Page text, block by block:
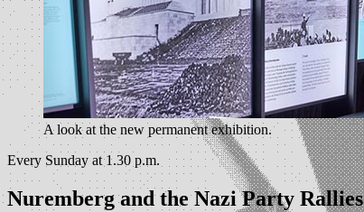
A look at the new permanent exhibition.
Every Sunday at 1.30 p.m.
Nuremberg and the Nazi Party Rallies